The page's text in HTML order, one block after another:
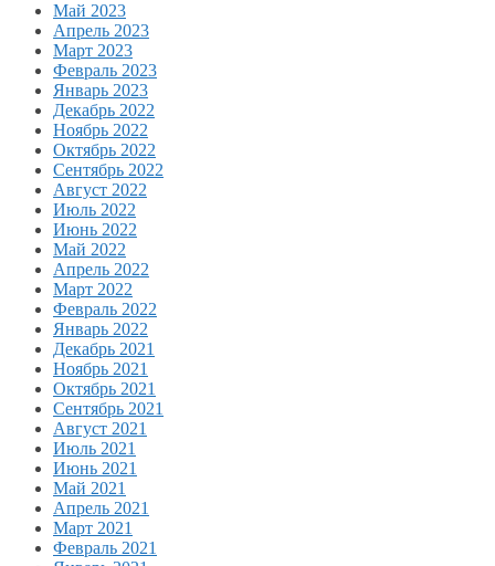
Май 2023
Апрель 2023
Март 2023
Февраль 2023
Январь 2023
Декабрь 2022
Ноябрь 2022
Октябрь 2022
Сентябрь 2022
Август 2022
Июль 2022
Июнь 2022
Май 2022
Апрель 2022
Март 2022
Февраль 2022
Январь 2022
Декабрь 2021
Ноябрь 2021
Октябрь 2021
Сентябрь 2021
Август 2021
Июль 2021
Июнь 2021
Май 2021
Апрель 2021
Март 2021
Февраль 2021